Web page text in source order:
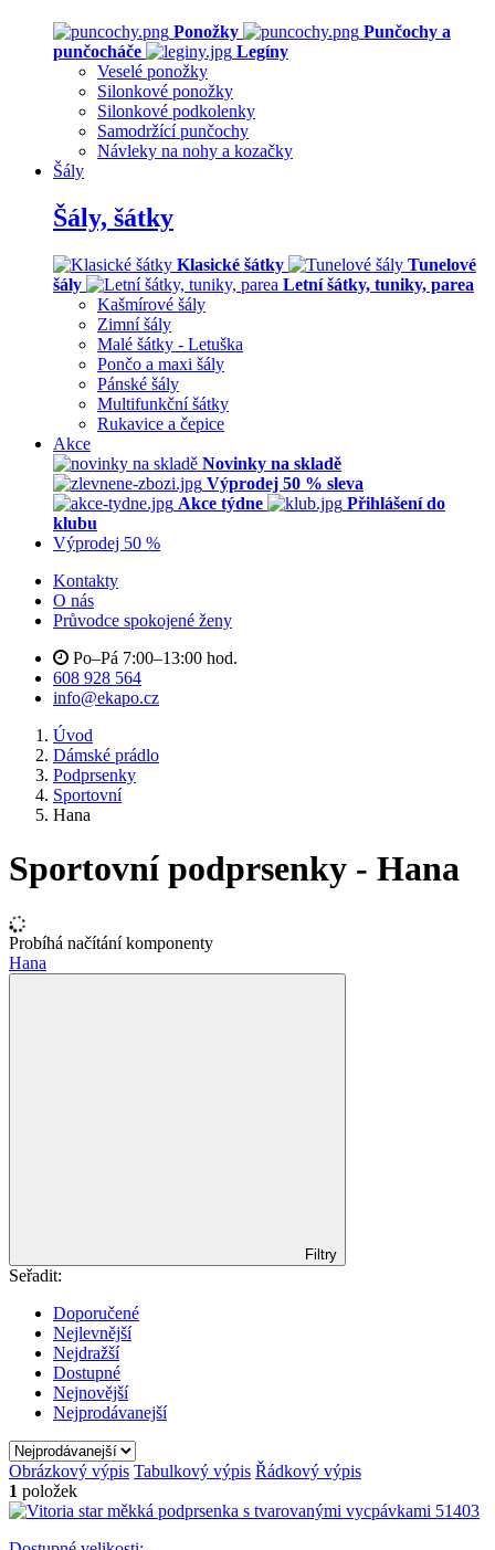
Ponožky
Punčochy a
punčocháče
Legíny
Veselé ponožky
Silonkové ponožky
Silonkové podkolenky
Samodržící punčochy
Návleky na nohy a kozačky
Šály
Šály, šátky
Klasické šátky
Tunelové
šály
Letní šátky, tuniky, parea
Kašmírové šály
Zimní šály
Malé šátky - Letuška
Pončo a maxi šály
Pánské šály
Multifunkční šátky
Rukavice a čepice
Akce
Novinky na skladě
Výprodej 50 % sleva
Akce týdne
Přihlášení do
klubu
Výprodej 50 %
Kontakty
O nás
Průvodce spokojené ženy
Po–Pá 7:00–13:00 hod.
608 928 564
info@ekapo.cz
Úvod
Dámské prádlo
Podprsenky
Sportovní
Hana
Sportovní podprsenky - Hana
Probíhá načítání komponenty
Hana
Filtry
Seřadit:
Doporučené
Nejlevnější
Nejdražší
Dostupné
Nejnovější
Nejprodávanejší
Obrázkový výpis Tabulkový výpis Řádkový výpis
1 položek